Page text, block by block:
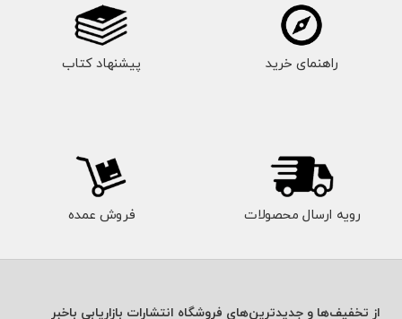
راهنمای خرید پیشنهاد کتاب
رویه ارسال محصولات فروش عمده
از تخفیف‌ها و جدیدترین‌های فروشگاه انتشارات بازاریابی باخبر